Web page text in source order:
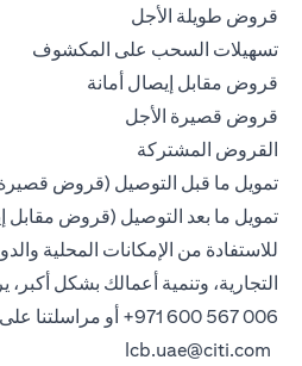
قروض طويلة الأجل
تسهيلات السحب على المكشوف
قروض مقابل إيصال أمانة
قروض قصيرة الأجل
القروض المشتركة
تمويل ما قبل التوصيل (قروض قصيرة
تمويل ما بعد التوصيل (قروض مقابل
للاستفادة من الإمكانات المحلية
التجارية، وتنمية أعمالك بشكل أكبر،
006 567 600 971+
أو مراسلتنا على
lcb.uae@citi.com